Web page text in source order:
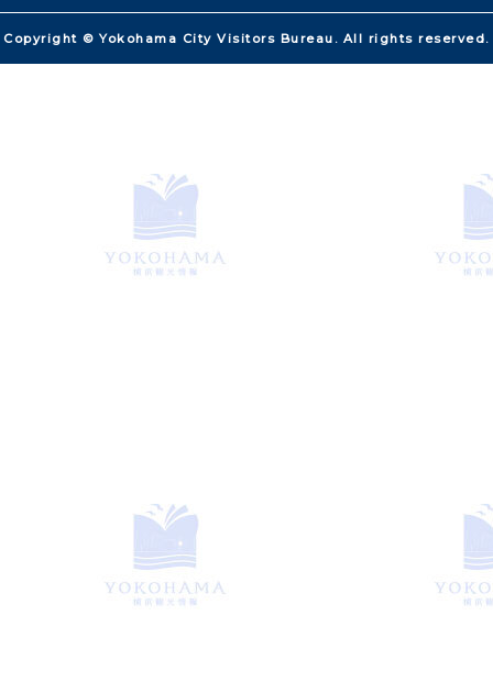
Copyright © Yokohama City Visitors Bureau. All rights reserved.